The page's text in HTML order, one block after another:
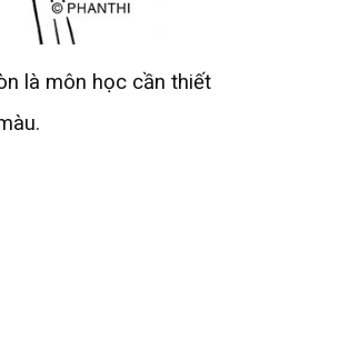
là môn học cần thiết